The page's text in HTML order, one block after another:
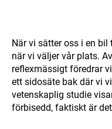
När vi sätter oss i en
när vi väljer vår plats.
reflexmässigt föredrar
ett sidosäte bak där vi
vetenskaplig studie
förbisedd, faktiskt är